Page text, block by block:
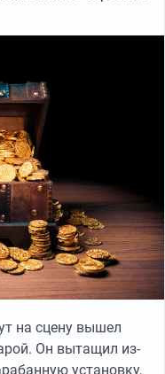
на сцену вышел
Он вытащил из-
установку,